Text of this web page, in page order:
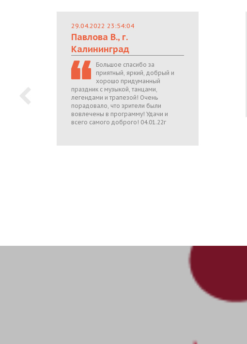
29.04.2022 23:54:04
Павлова В., г.
Калининград
Большое спасибо за
приятный, яркий, добрый и
хорошо придуманный
праздник с музыкой, танцами,
легендами и трапезой! Очень
порадовало, что зрители были
вовлечены в программу! Удачи и
всего самого доброго! 04.01.22г